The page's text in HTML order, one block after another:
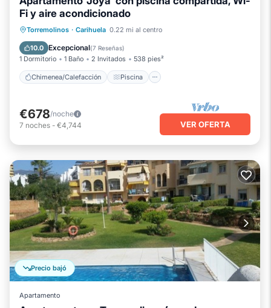
Fi y aire acondicionado
Torremolinos · Carihuela 0.22 mi al centro
10.0 Excepcional(7 Reseñas)
1 Dormitorio 1 Baño 2 Invitados 538 pies²
Chimenea/Calefacción Piscina
Chimenea/Calefacción
Piscina
Balcón/Terraza
€678/noche
7 noches - €4,744 VER OFERTA
Precio bajó
Apartamento